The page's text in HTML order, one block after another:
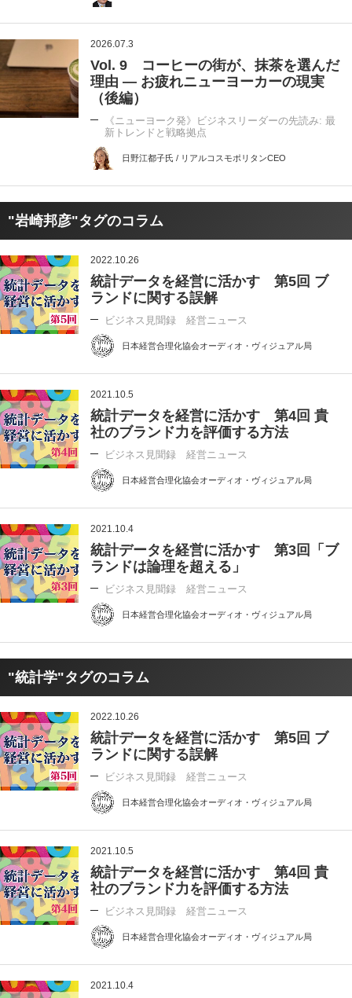
2026.07.3
Vol. 9 コーヒーの街が、抹茶を選んだ
理由 ― お疲れニューヨーカーの現実
（後編）
《ニューヨーク発》ビジネスリーダーの先読み: 最
新トレンドと戦略拠点
日野江都子氏 / リアルコスモポリタンCEO
"岩崎邦彦"タグのコラム
2022.10.26
統計データを経営に活かす 第5回 ブ
ランドに関する誤解
ビジネス見聞録 経営ニュース
日本経営合理化協会オーディオ・ヴィジュアル局
2021.10.5
統計データを経営に活かす 第4回 貴
社のブランド力を評価する方法
ビジネス見聞録 経営ニュース
日本経営合理化協会オーディオ・ヴィジュアル局
2021.10.4
統計データを経営に活かす 第3回「ブ
ランドは論理を超える」
ビジネス見聞録 経営ニュース
日本経営合理化協会オーディオ・ヴィジュアル局
"統計学"タグのコラム
2022.10.26
統計データを経営に活かす 第5回 ブ
ランドに関する誤解
ビジネス見聞録 経営ニュース
日本経営合理化協会オーディオ・ヴィジュアル局
2021.10.5
統計データを経営に活かす 第4回 貴
社のブランド力を評価する方法
ビジネス見聞録 経営ニュース
日本経営合理化協会オーディオ・ヴィジュアル局
2021.10.4